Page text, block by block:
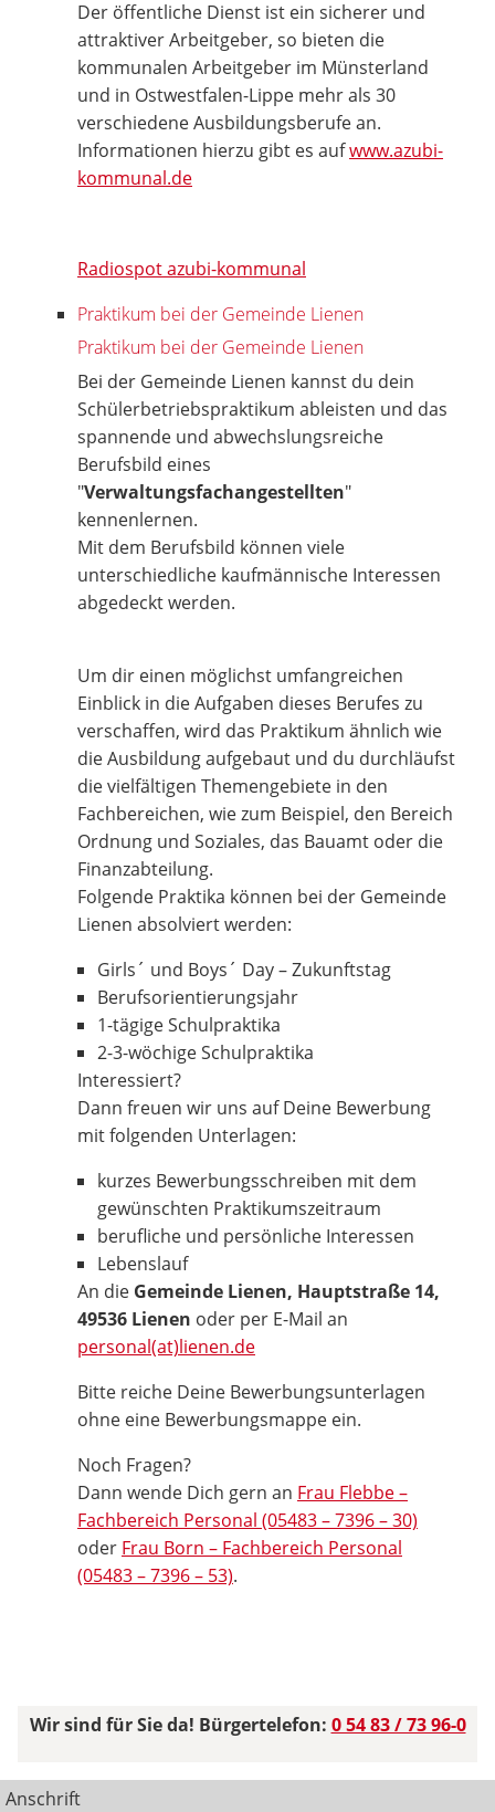
Der öffentliche Dienst ist ein sicherer und
attraktiver Arbeitgeber, so bieten die
kommunalen Arbeitgeber im Münsterland
und in Ostwestfalen-Lippe mehr als 30
verschiedene Ausbildungsberufe an.
Informationen hierzu gibt es aufwww.azubi-
kommunal.de
Radiospot azubi-kommunal
Praktikum bei der Gemeinde Lienen
Praktikum bei der Gemeinde Lienen
Bei der Gemeinde Lienen kannst du dein
Schülerbetriebspraktikum ableisten und das
spannende und abwechslungsreiche
Berufsbild eines
"Verwaltungsfachangestellten"
kennenlernen.
Mit dem Berufsbild können viele
unterschiedliche kaufmännische Interessen
abgedeckt werden.
Um dir einen möglichst umfangreichen
Einblick in die Aufgaben dieses Berufes zu
verschaffen, wird das Praktikum ähnlich wie
die Ausbildung aufgebaut und du durchläufst
die vielfältigen Themengebiete in den
Fachbereichen, wie zum Beispiel, den Bereich
Ordnung und Soziales, das Bauamt oder die
Finanzabteilung.
Folgende Praktika können bei der Gemeinde
Lienen absolviert werden:
Girls´ und Boys´ Day – Zukunftstag
Berufsorientierungsjahr
1-tägige Schulpraktika
2-3-wöchige Schulpraktika
Interessiert?
Dann freuen wir uns auf Deine Bewerbung
mit folgenden Unterlagen:
kurzes Bewerbungsschreiben mit dem
gewünschten Praktikumszeitraum
berufliche und persönliche Interessen
Lebenslauf
An die Gemeinde Lienen, Hauptstraße 14,
49536 Lienen oder per E-Mail an
personal(at)lienen.de
Bitte reiche Deine Bewerbungsunterlagen
ohne eine Bewerbungsmappe ein.
Noch Fragen?
Dann wende Dich gern an Frau Flebbe –
Fachbereich Personal (05483 – 7396 – 30)
oder Frau Born – Fachbereich Personal
(05483 – 7396 – 53).
Wir sind für Sie da! Bürgertelefon: 0 54 83 / 73 96-0
Anschrift